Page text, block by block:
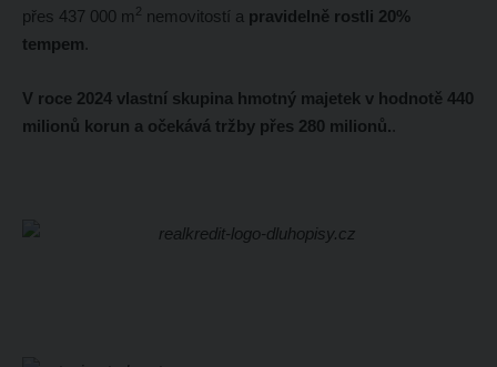
přes 437 000 m 2 nemovitostí a pravidelně rostli 20%
tempem.
V roce 2024 vlastní skupina hmotný majetek v hodnotě 440
milionů korun a očekává tržby přes 280 milionů..